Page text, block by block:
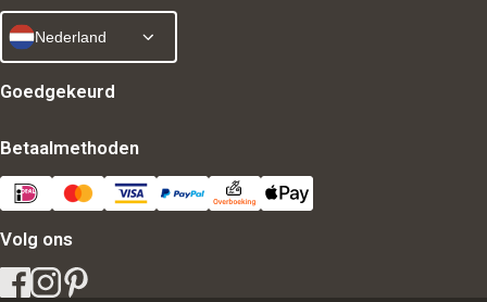
Nederland
Goedgekeurd
Betaalmethoden
Volg ons